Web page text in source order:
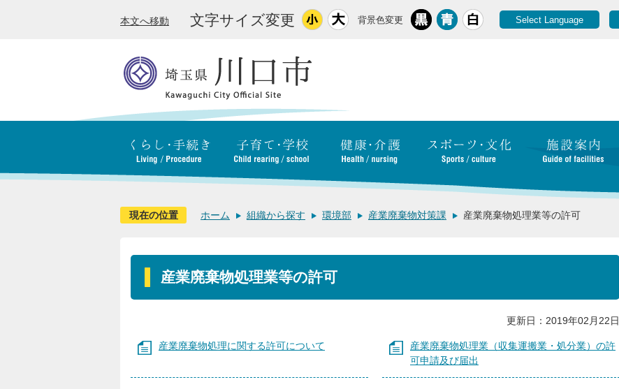
本文へ移動 文字サイズ変更 背景色変更 Select Language
現在の位置 ホーム 組織から探す 環境部 産業廃棄物対策課 産業廃棄物処理業等の許可
産業廃棄物処理業等の許可
更新日：2019年02月22日
産業廃棄物処理に関する許可について
産業廃棄物処理業（収集運搬業・処分業）の許
可申請及び届出